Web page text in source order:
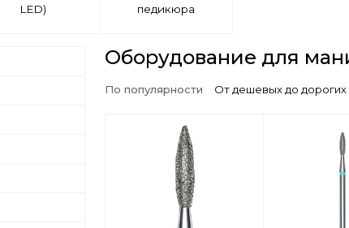
LED)
педикюра
Оборудование для
По популярности От дешевых до дорогих